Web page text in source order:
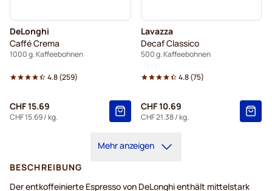
DeLonghi
Caffé Crema
1000 g. Kaffeebohnen
4.8(259)
CHF 15.69
CHF 15.69/ kg.
Lavazza
Decaf Classico
500 g. Kaffeebohnen
4.8(75)
CHF 10.69
CHF 21.38/ kg.
Mehr anzeigen
BESCHREIBUNG
Der entkoffeinierte Espresso von DeLonghi enthält mittelstark